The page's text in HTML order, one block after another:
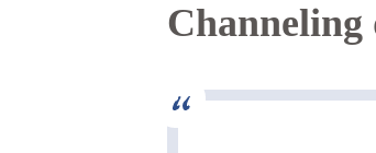
Channeling